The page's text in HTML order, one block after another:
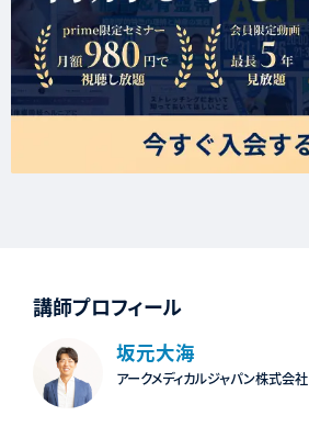
講師プロフィール
坂元大海
アークメディカルジャパン株式会社